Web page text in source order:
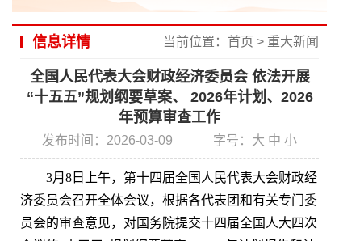
信息详情 当前位置： 首页 > 重大新闻
全国人民代表大会财政经济委员会 依法开展
“十五五”规划纲要草案、 2026年计划、2026
年预算审查工作
发布时间：2026-03-09 字号： 大 中 小
3月8日上午，第十四届全国人民代表大会财政经
济委员会召开全体会议，根据各代表团和有关专门委
员会的审查意见，对国务院提交十四届全国人大四次